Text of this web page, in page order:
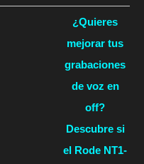
¿Quieres
mejorar tus
grabaciones
de voz en
off?
Descubre si
el Rode NT1-